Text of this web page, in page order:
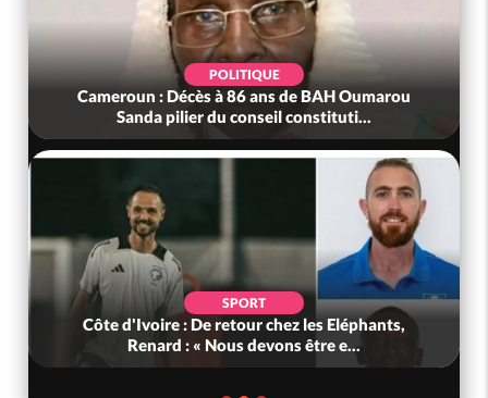
POLITIQUE
Cameroun : Décès à 86 ans de BAH Oumarou
Sanda pilier du conseil constituti...
SPORT
Côte d'Ivoire : De retour chez les Eléphants,
Renard : « Nous devons être e...